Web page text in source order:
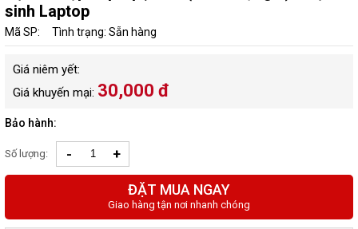
sinh Laptop
Mã SP: Tình trạng: Sẵn hàng
Giá niêm yết:
Giá khuyến mại: 30,000 đ
Bảo hành:
Số lượng: - +
ĐẶT MUA NGAY
Giao hàng tận nơi nhanh chóng